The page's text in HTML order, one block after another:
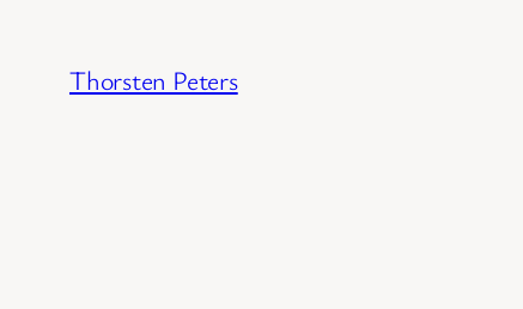
InhaltThorsten Peters